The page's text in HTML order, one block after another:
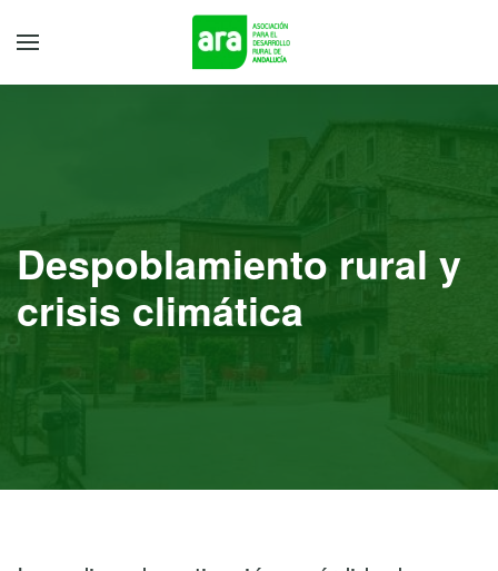
Despoblamiento rural y
crisis climática